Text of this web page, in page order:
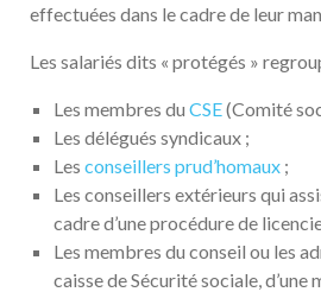
effectuées dans le cadre de leur
Les salariés dits « protégés »
Les membres du CSE(Comité
Les délégués syndicaux ;
Les conseillers prud’homaux ;
Les conseillers extérieurs qui
cadre d’une procédure de
Les membres du conseil ou les
caisse de Sécurité sociale, d’une